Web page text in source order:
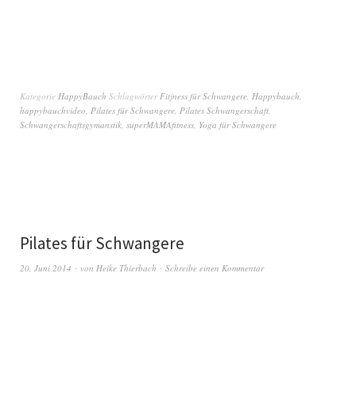
Kategorie HappyBauch SchlagwörterFitjness für Schwangere, Happybauch,
happybauchvideo, Pilates für Schwangere, Pilates Schwangerschaft,
Schwangerschaftsgymanstik, superMAMAfitness, Yoga für Schwangere
Pilates für Schwangere
20. Juni 2014 von Heike Thierbach Schreibe einen Kommentar